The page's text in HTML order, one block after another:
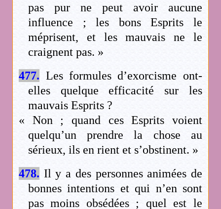
pas pur ne peut avoir aucune
influence ; les bons Esprits le
méprisent, et les mauvais ne le
craignent pas. »
477. Les formules d’exorcisme ont-
elles quelque efficacité sur les
mauvais Esprits ?
« Non ; quand ces Esprits voient
quelqu’un prendre la chose au
sérieux, ils en rient et s’obstinent. »
478. Il y a des personnes animées de
bonnes intentions et qui n’en sont
pas moins obsédées ; quel est le